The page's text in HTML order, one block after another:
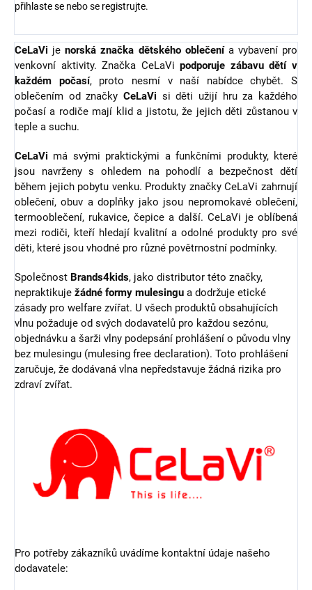
přihlaste se nebo se registrujte.
CeLaVi jenorská značka dětského oblečenía vybavení pro
venkovní aktivity. Značka CeLaVipodporuje zábavu dětí v
každém počasí, proto nesmí v naší nabídce chybět. S
oblečením od značky CeLaVi si děti užijí hru za každého
počasí a rodiče mají klid a jistotu, že jejich děti zůstanou v
teple a suchu.
CeLaVi má svými praktickými a funkčními produkty, které
jsou navrženy s ohledem na pohodlí a bezpečnost dětí
během jejich pobytu venku. Produkty značky CeLaVi zahrnují
oblečení, obuv a doplňky jako jsou nepromokavé oblečení,
termooblečení, rukavice, čepice a další. CeLaVi je oblíbená
mezi rodiči, kteří hledají kvalitní a odolné produkty pro své
děti, které jsou vhodné pro různé povětrnostní podmínky.
Společnost Brands4kids, jako distributor této značky,
nepraktikuje žádné formy mulesingu a dodržuje etické
zásady pro welfare zvířat. U všech produktů obsahujících
vlnu požaduje od svých dodavatelů pro každou sezónu,
objednávku a šarži vlny podepsání prohlášení o původu vlny
bez mulesingu (mulesing free declaration). Toto prohlášení
zaručuje, že dodávaná vlna nepředstavuje žádná rizika pro
zdraví zvířat.
Pro potřeby zákazníků uvádíme kontaktní údaje našeho
dodavatele: